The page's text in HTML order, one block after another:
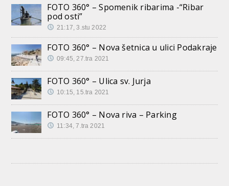
FOTO 360° – Spomenik ribarima -“Ribar
pod osti”
21:17, 3.stu 2022
FOTO 360° – Nova šetnica u ulici Podakraje
09:45, 27.tra 2021
FOTO 360° – Ulica sv. Jurja
10:15, 15.tra 2021
FOTO 360° – Nova riva – Parking
11:34, 7.tra 2021